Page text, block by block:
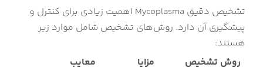
تشخیص دقیق Mycoplasma اهمیت زیادی برای کنترل و
پیشگیری آن دارد. روش‌های تشخیص شامل موارد زیر
هستند:
روش تشخیص
مزایا
معایب